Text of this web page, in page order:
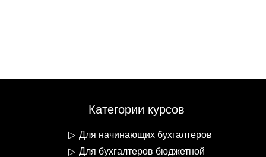
Категории курсов
Для начинающих бухгалтеров
Для бухгалтеров бюджетной